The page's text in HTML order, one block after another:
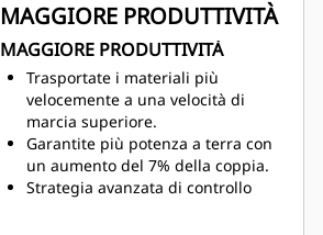
MAGGIORE PRODUTTIVITÀ
MAGGIORE PRODUTTIVITÀ
Trasportate i materiali più
velocemente a una velocità di
marcia superiore.
Garantite più potenza a terra con
un aumento del 7% della coppia.
Strategia avanzata di controllo